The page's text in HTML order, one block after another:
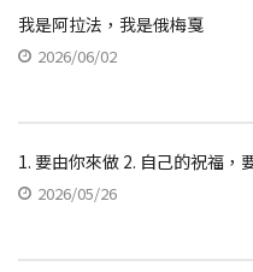
我是阿拉法，我是俄梅戛
2026/06/02
1. 要由你來做 2. 自己的祝福，
2026/05/26